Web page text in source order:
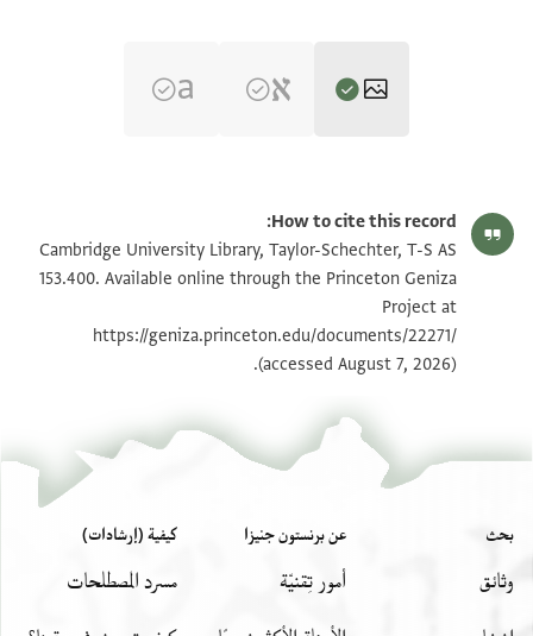
T-S AS 153.400 1v تكبير و تدوير
بيان أذونات الصورة
How to cite this record:
Cambridge University Library, Taylor-Schechter, T-S AS
153.400. Available online through the Princeton Geniza
Project at
https://geniza.princeton.edu/documents/22271/
(accessed August 7, 2026).
بحث
وثائق
عن برنستون جنيزا
أمور تِقنيّة
كيفية (إرشادات)
مسرد المصطلحات